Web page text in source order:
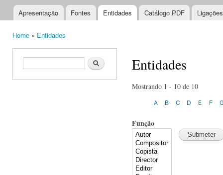
Main menu
Apresentação Fontes Entidades Catálogo PDF
Home » Entidades
Search form Search Entidades
Mostrando 1 - 10 de 10
A B C D E F
Função